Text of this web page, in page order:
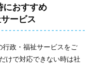
におすすめ
ービス
政・福祉サービスをご
けで対応できない時は社